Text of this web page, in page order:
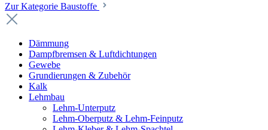
Zur Kategorie Baustoffe
Dämmung
Dampfbremsen & Luftdichtungen
Gewebe
Grundierungen & Zubehör
Kalk
Lehmbau
Lehm-Unterputz
Lehm-Oberputz & Lehm-Feinputz